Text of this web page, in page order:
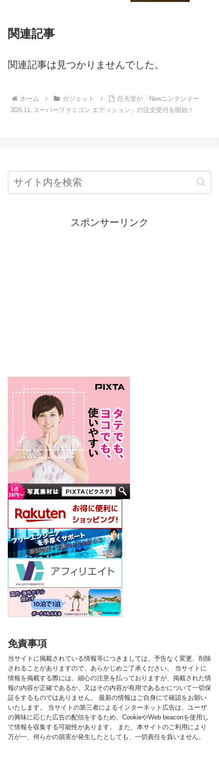
関連記事
関連記事は見つかりませんでした。
ホーム ガジェット
任天堂が「Newニンテンドー
3DS LL スーパーファミコン エディション」の注文受付を開始！
スポンサーリンク
免責事項
当サイトに掲載されている情報等につきましては、予告なく変更、削除
されることがありますので、あらかじめご了承ください。 当サイトに
情報を掲載する際には、細心の注意を払っておりますが、掲載された情
報の内容が正確であるか、又はその内容が有用であるかについて一切保
証をするものではありません。 最新の情報はご自身にて確認をお願い
いたします。 当サイトの第三者によるインターネット広告は、ユーザ
の興味に応じた広告の配信をするため、CookieやWeb beaconを使用し
て情報を収集する可能性があります。 また、本サイトのご利用により
万が一、何らかの損害が発生したとしても、一切責任を負いません。